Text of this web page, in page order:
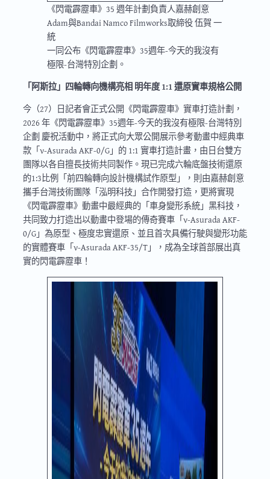
《閃電霹靂車》35 週年計劃負責人嘉赫創意
Adam與Bandai Namco Filmworks取締役 伍賀 一
統
一同公布《閃電霹靂車》35週年-今天的我沒有
極限-台灣特別企劃。
「阿斯拉」四輪轉向機構亮相 明年度 1:1 還原實車規格公開
今（27）日記者會正式公開《閃電霹靂車》實車打造計劃，
2026 年《閃電霹靂車》35週年-今天的我沒有極限-台灣特別
企劃 慶祝活動中，將正式向大眾公開展示參考動畫中經典車
款「ν-Asurada AKF-0/G」的 1:1 實車打造計畫，由日台雙方
團隊以各自擅長技術共同製作。現已完成六輪底盤技術還原
的1:3比例「前四輪轉向設計機構試作原型」，則由嘉赫創意
攜手台灣技術團隊「泓明科技」合作開發打造，更將實現
《閃電霹靂車》動畫中最經典的「車身變形系統」黑科技，
共同致力打造出以動畫中登場的傳奇賽車「ν-Asurada AKF-
0/G」為原型、極度忠實還原、並且首次具備行駛與變形功能
的實體賽車「ν-Asurada AKF-35/T」，成為全球首部展出真
實的閃電霹靂車！